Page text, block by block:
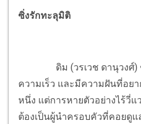
ซิ่งรักทะลุมิติ
ดิม (วรเวช ดานุวงศ์) ช
ความเร็ว และมีความฝันที่อย
หนึ่ง แต่การหายตัวอย่างไร้วี่แ
ต้องเป็นผู้นำครอบคัวที่คอยดู